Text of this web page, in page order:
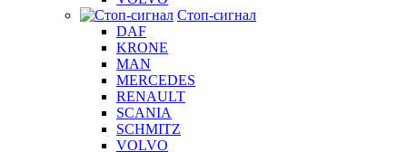
Стоп-сигнал
DAF
KRONE
MAN
MERCEDES
RENAULT
SCANIA
SCHMITZ
VOLVO